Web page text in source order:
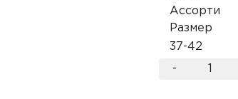
Ассорти
Размер
37-42
-